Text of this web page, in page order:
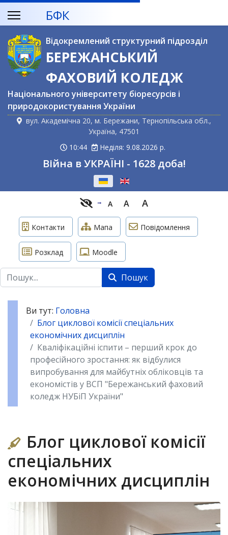
БФК
Відокремлений структурний підрозділ
БЕРЕЖАНСЬКИЙ
ФАХОВИЙ КОЛЕДЖ
Національного університету біоресурсів і
природокористування України
вул. Академічна 20, м. Бережани, Тернопільська обл.,
Україна, 47501
10:44
Неділя: 9.08.2026 р.
Війна в УКРАЇНІ - 1628 доба!
A A A
Контакти Мапа Повідомлення
Розклад Moodle
Пошук Пошук
Ви тут: Головна
Блог циклової комісії спеціальних
економічних дисциплін
Кваліфікаційні іспити – перший крок до
професійного зростання: як відбулися
випробування для майбутніх обліковців та
економістів у ВСП "Бережанський фаховий
коледж НУБіП України"
Блог циклової комісії
спеціальних
економічних дисциплін